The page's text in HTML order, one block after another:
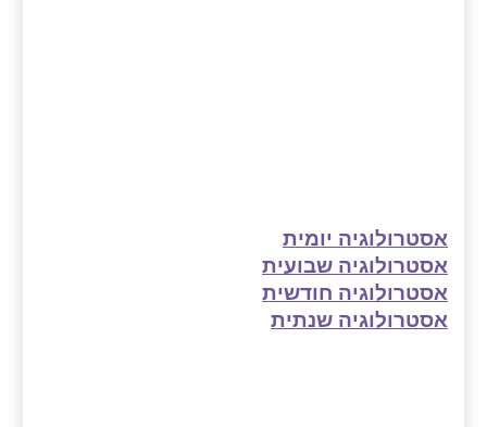
אסטרולוגיה יומית
אסטרולוגיה שבועית
אסטרולוגיה חודשית
אסטרולוגיה שנתית